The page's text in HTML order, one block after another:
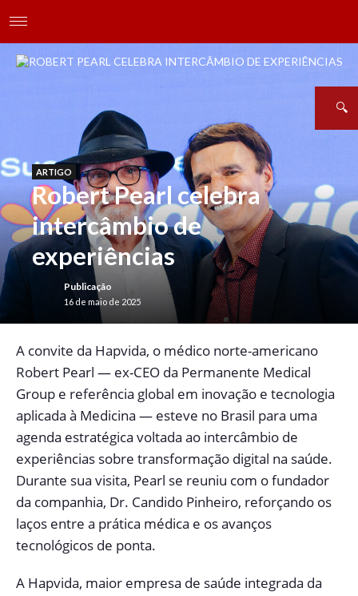
ARTIGO
Robert Pearl celebra
intercâmbio de
experiências
Publicação
16 de maio de 2025
A convite da Hapvida, o médico norte-americano
Robert Pearl — ex-CEO da Permanente Medical
Group e referência global em inovação e tecnologia
aplicada à Medicina — esteve no Brasil para uma
agenda estratégica voltada ao intercâmbio de
experiências sobre transformação digital na saúde.
Durante sua visita, Pearl se reuniu com o fundador
da companhia, Dr. Candido Pinheiro, reforçando os
laços entre a prática médica e os avanços
tecnológicos de ponta.
A Hapvida, maior empresa de saúde integrada da